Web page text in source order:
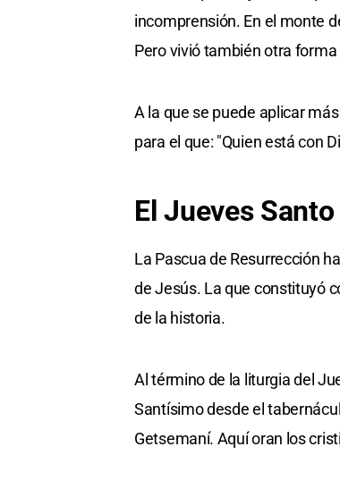
incomprensión. En el monte
Pero vivió también otra
A la que se puede aplicar
para el que: "Quien está con
El Jueves Santo
La Pascua de Resurrección
de Jesús. La que constituyó
de la historia.
Al término de la liturgia del
Santísimo desde el
Getsemaní. Aquí oran los